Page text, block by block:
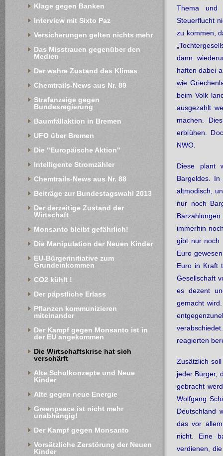
Thema und
Steuerflucht
zu kommen,
dann
haften dabei
wie
beim Volk
ausgezahlt
machen.
erblühen.
NWO.
Diese plant
Bargeldes.
altmodisch,
nur noch
immerhin
gibt nur noch
Euro
Euro in Kraft
Gesellschaft
es dezent
gemacht
reagierten
Zusätzlich
jeder Bürger,
gebracht
Wolfgang
Deutschland
das vor
nicht. Eine
verdienen,
Klage gegen Banken
Interview mit Sixto Paz
Versicherungen gelten nichts mehr
Das Misstrauen gegenüber den
Medien
Der wahre Zustand des Klimas
Chemtrails-News aus Nr. 89
Strafanzeige gegen
Bundesregierung
Baumfällaktion in Bremen
UFO über Bremen
Die "Europäische Aktion"
Intelligente Stromzähler
Chemtrails-News aus Nr. 88
Beiträge zur Bundestagswahl 2013
Der derzeitige Zustand der
Wirtschaft
Monsanto bleibt gefährlich!
Die Manipulation der Neuen Kinder
EU-Bürgerinitiative zum
Grundeinkommen
CO2 kühlt !
Der päpstliche Erlass
Pflanzen kommunizieren
miteinander
Der Kampf gegen Monsanto ist in
der EU angekommen
Die Wirtschaftskrise hat sich
verschärft
Alte Schulkonzepte und Neue
Kinder
Alte gegen neue Energie
Greenpeace ist nicht mehr
unabhängig!
Der Kampf gegen Monsanto
Vorsätzliche Zerstörung der Neuen
Kinder